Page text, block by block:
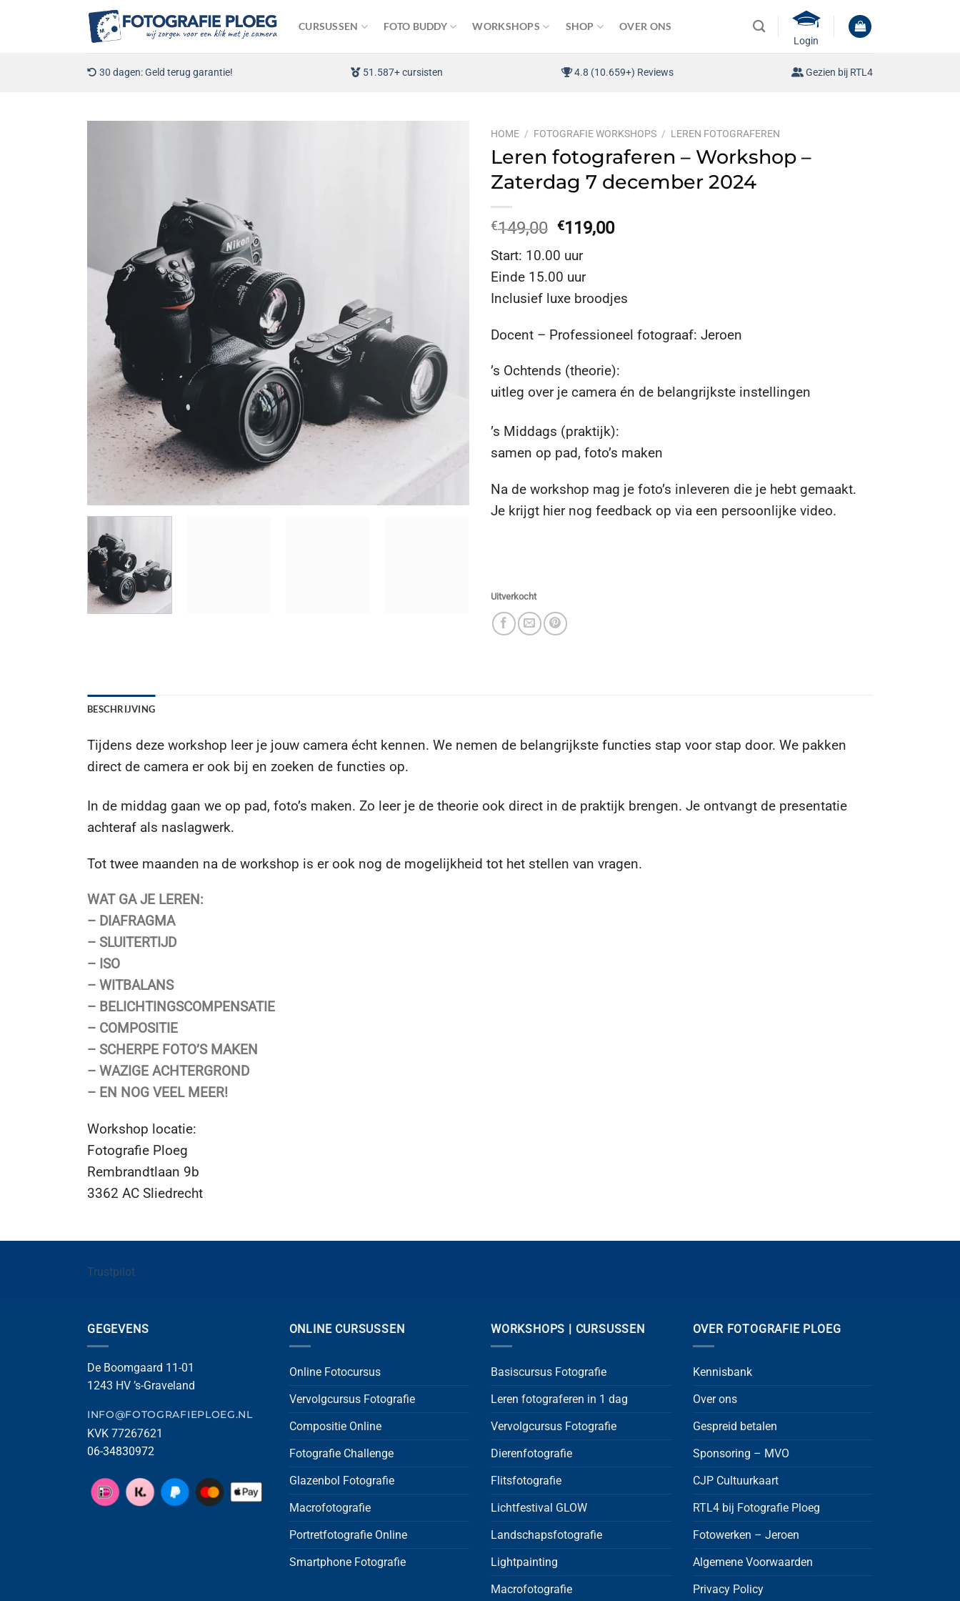
CURSUSSEN FOTO BUDDY WORKSHOPS SHOP OVER ONS
Login
30 dagen: Geld terug garantie! 51.587+ cursisten 4.8 (10.659+) Reviews Gezien bij RTL4
HOME / FOTOGRAFIE WORKSHOPS / LEREN FOTOGRAFEREN
Leren fotograferen – Workshop –
Zaterdag 7 december 2024
€149,00 Oorspronkelijke
was:
€149,00.
€119,00Huidige
Start: 10.00 uur
Einde 15.00 uur
Inclusief luxe broodjes
Docent – Professioneel fotograaf: Jeroen
’s Ochtends (theorie):
uitleg over je camera én de belangrijkste instellingen
’s Middags (praktijk):
samen op pad, foto’s maken
Na de workshop mag je foto’s inleveren die je hebt gemaakt.
Je krijgt hier nog feedback op via een persoonlijke video.
Uitverkocht
BESCHRIJVING
Tijdens deze workshop leer je jouw camera écht kennen. We nemen de belangrijkste functies stap voor stap door. We pakken
direct de camera er ook bij en zoeken de functies op.
In de middag gaan we op pad, foto’s maken. Zo leer je de theorie ook direct in de praktijk brengen. Je ontvangt de presentatie
achteraf als naslagwerk.
Tot twee maanden na de workshop is er ook nog de mogelijkheid tot het stellen van vragen.
WAT GA JE LEREN:
– DIAFRAGMA
– SLUITERTIJD
– ISO
– WITBALANS
– BELICHTINGSCOMPENSATIE
– COMPOSITIE
– SCHERPE FOTO’S MAKEN
– WAZIGE ACHTERGROND
– EN NOG VEEL MEER!
Workshop locatie:
Fotografie Ploeg
Rembrandtlaan 9b
3362 AC Sliedrecht
Trustpilot
GEGEVENS
De Boomgaard 11-01
1243 HV ’s-Graveland
INFO@FOTOGRAFIEPLOEG.NL
KVK 77267621
06-34830972
ONLINE CURSUSSEN
Online Fotocursus
Vervolgcursus Fotografie
Compositie Online
Fotografie Challenge
Glazenbol Fotografie
Macrofotografie
Portretfotografie Online
Smartphone Fotografie
WORKSHOPS | CURSUSSEN
Basiscursus Fotografie
Leren fotograferen in 1 dag
Vervolgcursus Fotografie
Dierenfotografie
Flitsfotografie
Lichtfestival GLOW
Landschapsfotografie
Lightpainting
Macrofotografie
OVER FOTOGRAFIE PLOEG
Kennisbank
Over ons
Gespreid betalen
Sponsoring – MVO
CJP Cultuurkaart
RTL4 bij Fotografie Ploeg
Fotowerken – Jeroen
Algemene Voorwaarden
Privacy Policy